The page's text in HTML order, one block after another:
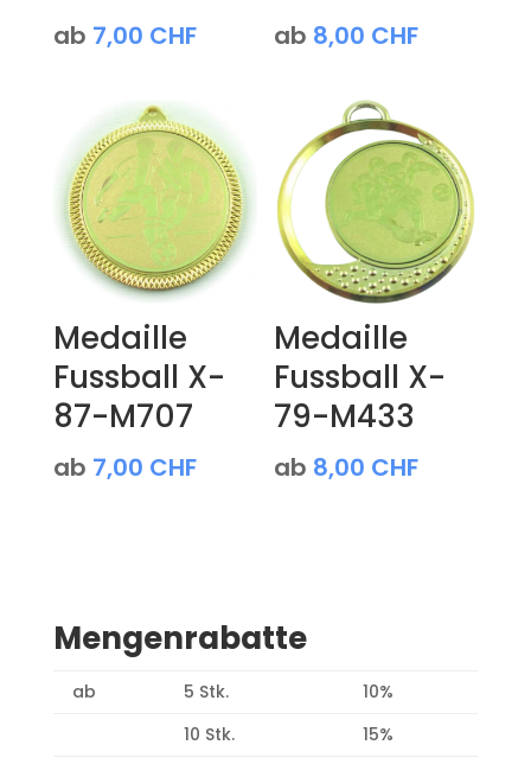
ab 7,00 CHF ab 8,00 CHF
Medaille
Fussball X-
87-M707
ab 7,00 CHF
Medaille
Fussball X-
79-M433
ab 8,00 CHF
Mengenrabatte
ab 5 Stk.
10%
10 Stk.
15%